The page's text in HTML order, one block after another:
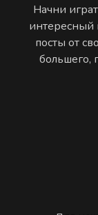
Начни
интересный
посты от
большего,